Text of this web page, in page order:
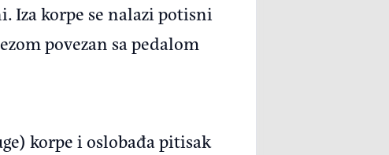
Iza korpe se nalazi potisni
povezan sa pedalom
korpe i oslobađa pitisak